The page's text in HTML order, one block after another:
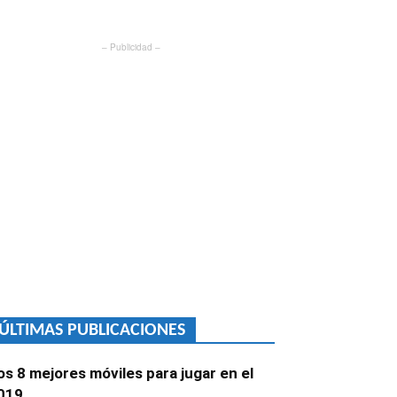
– Publicidad –
PUBLICACIONES
8 mejores móviles para jugar en el